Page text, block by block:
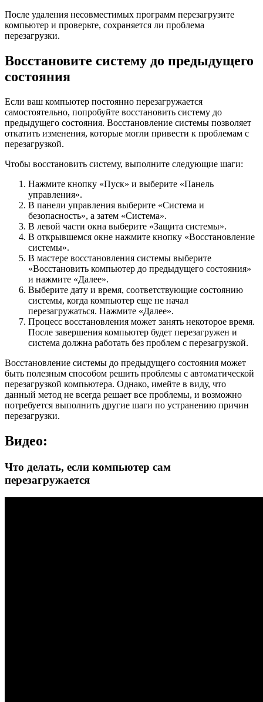
После удаления несовместимых программ перезагрузите
компьютер и проверьте, сохраняется ли проблема
перезагрузки.
Восстановите систему до предыдущего
состояния
Если ваш компьютер постоянно перезагружается
самостоятельно, попробуйте восстановить систему до
предыдущего состояния. Восстановление системы позволяет
откатить изменения, которые могли привести к проблемам с
перезагрузкой.
Чтобы восстановить систему, выполните следующие шаги:
Нажмите кнопку «Пуск» и выберите «Панель
управления».
В панели управления выберите «Система и
безопасность», а затем «Система».
В левой части окна выберите «Защита системы».
В открывшемся окне нажмите кнопку «Восстановление
системы».
В мастере восстановления системы выберите
«Восстановить компьютер до предыдущего состояния»
и нажмите «Далее».
Выберите дату и время, соответствующие состоянию
системы, когда компьютер еще не начал
перезагружаться. Нажмите «Далее».
Процесс восстановления может занять некоторое время.
После завершения компьютер будет перезагружен и
система должна работать без проблем с перезагрузкой.
Восстановление системы до предыдущего состояния может
быть полезным способом решить проблемы с автоматической
перезагрузкой компьютера. Однако, имейте в виду, что
данный метод не всегда решает все проблемы, и возможно
потребуется выполнить другие шаги по устранению причин
перезагрузки.
Видео:
Что делать, если компьютер сам
перезагружается